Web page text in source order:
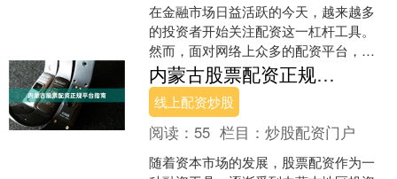
在金融市场日益活跃的今天，越来越多
的投资者开始关注配资这一杠杆工具。
然而，面对网络上众多的配资平台，如
何辨别“配资正规网站”成为投资者最关心
的问题。本文将为您详....
内蒙古股票配资正规平台指南
线上配资炒股
阅读： 55 栏目：炒股配资门户
随着资本市场的发展，股票配资作为一